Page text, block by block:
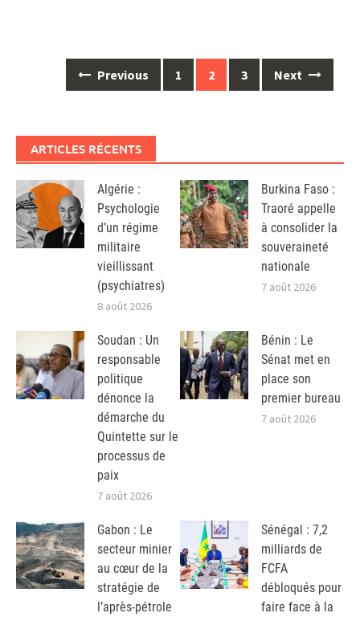
navigation
Previous 1 2 3 Next
ARTICLES RÉCENTS
Algérie :
Psychologie
d’un régime
militaire
vieillissant
(psychiatres)
8 août 2026
Burkina Faso :
Traoré appelle
à consolider la
souveraineté
nationale
7 août 2026
Soudan : Un
responsable
politique
dénonce la
démarche du
Quintette sur le
processus de
paix
7 août 2026
Bénin : Le
Sénat met en
place son
premier bureau
7 août 2026
Gabon : Le
secteur minier
au cœur de la
stratégie de
l’après-pétrole
Sénégal : 7,2
milliards de
FCFA
débloqués pour
faire face à la